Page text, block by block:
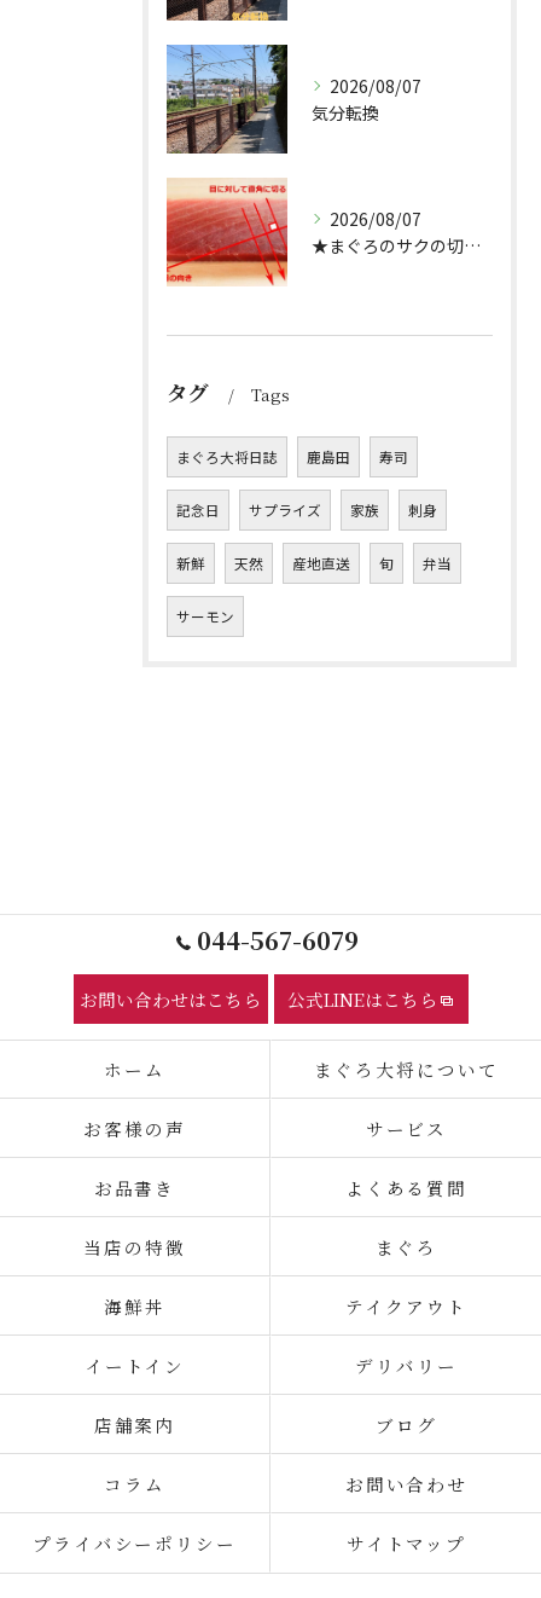
2026/08/07
気分転換
2026/08/07
★まぐろのサクの切り方★
タグ Tags
まぐろ大将日誌 鹿島田 寿司
記念日 サプライズ 家族 刺身
新鮮 天然 産地直送 旬 弁当
サーモン
044-567-6079
お問い合わせはこちら 公式LINEはこちら
ホーム まぐろ大将について
お客様の声 サービス
お品書き よくある質問
当店の特徴 まぐろ
海鮮丼 テイクアウト
イートイン デリバリー
店舗案内 ブログ
コラム お問い合わせ
プライバシーポリシー サイトマップ